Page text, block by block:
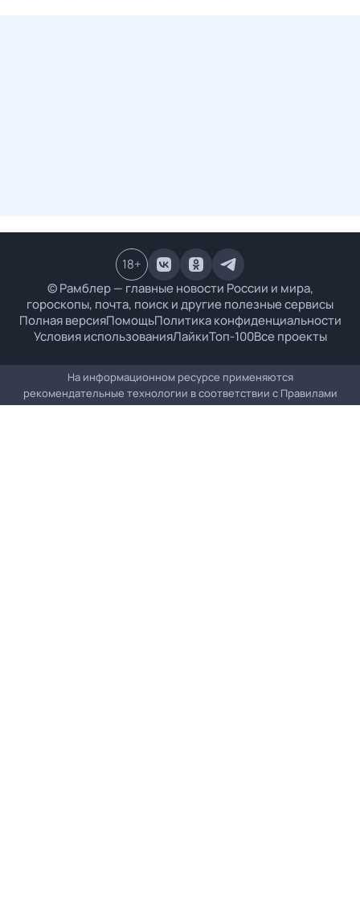
© Рамблер — главные новости России и мира,
гороскопы, почта, поиск и другие полезные сервисы
Полная версияПомощьПолитика конфиденциальности
Условия использованияЛайкиТоп-100Все проекты
18+
На информационном ресурсе применяются
рекомендательные технологии в соответствии с Правилами